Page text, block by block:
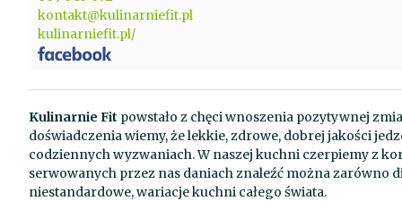
kontakt@kulinarniefit.pl
kulinarniefit.pl/
Kulinarnie Fit powstało z chęci wnoszenia pozytywnej
doświadczenia wiemy, że lekkie, zdrowe, dobrej jakości
codziennych wyzwaniach. W naszej kuchni czerpiemy z
serwowanych przez nas daniach znaleźć można zarówno
niestandardowe, wariacje kuchni całego świata.